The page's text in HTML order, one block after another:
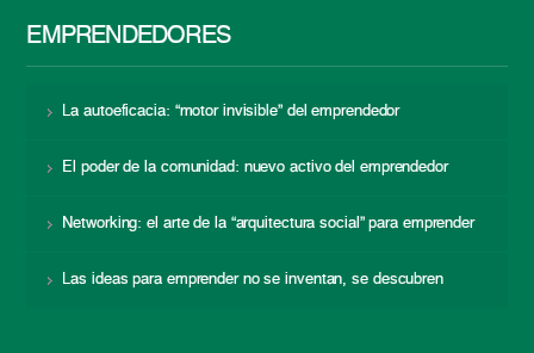
EMPRENDEDORES
La autoeficacia: “motor invisible” del emprendedor
El poder de la comunidad: nuevo activo del emprendedor
Networking: el arte de la “arquitectura social” para emprender
Las ideas para emprender no se inventan, se descubren